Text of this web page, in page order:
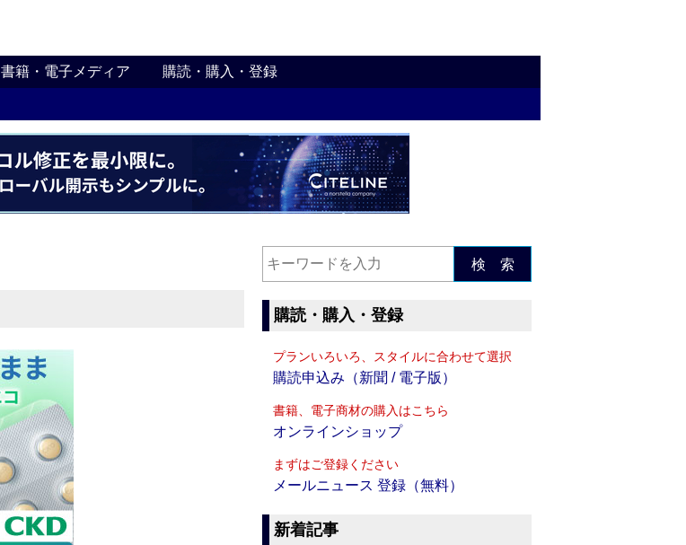
書籍・電子メディア 購読・購入・登録
検 索
購読・購入・登録
プランいろいろ、スタイルに合わせて選択
購読申込み（新聞 / 電子版）
書籍、電子商材の購入はこちら
オンラインショップ
まずはご登録ください
メールニュース 登録（無料）
新着記事